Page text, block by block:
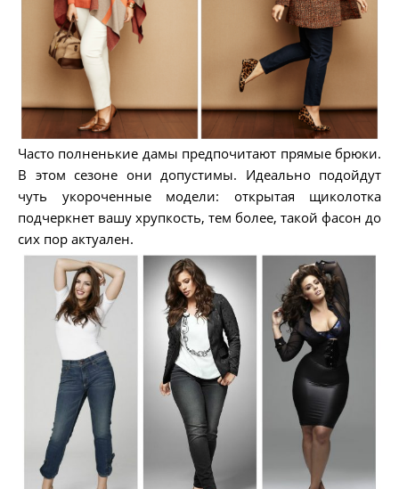
Часто полненькие дамы предпочитают прямые брюки.
В этом сезоне они допустимы. Идеально подойдут
чуть укороченные модели: открытая щиколотка
подчеркнет вашу хрупкость, тем более, такой фасон до
сих пор актуален.